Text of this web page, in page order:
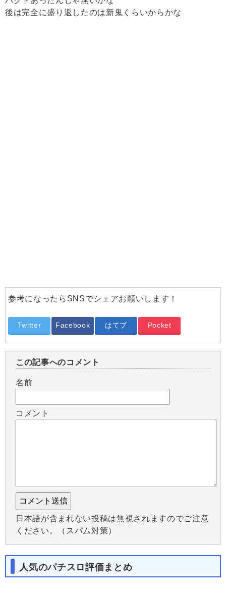
後は完全に盛り返したのは新鬼くらいからかな
参考になったらSNSでシェアお願いします！
Twitter Facebook はてブ Pocket
この記事へのコメント
名前
コメント
日本語が含まれない投稿は無視されますのでご注意
ください。（スパム対策）
人気のパチスロ評価まとめ